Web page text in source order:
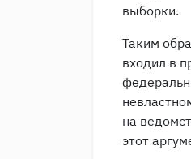
выборки.
Таким
входил в
на
этот